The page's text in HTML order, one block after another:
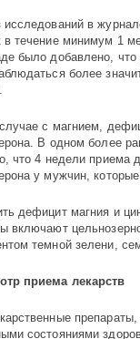
в
в течение минимум 1
было добавлено,
более
с магнием,
В одном более
что 4 недели приема
у мужчин,
дефицит магния и
включают
темной зелени,
приема лекарств
состояниями